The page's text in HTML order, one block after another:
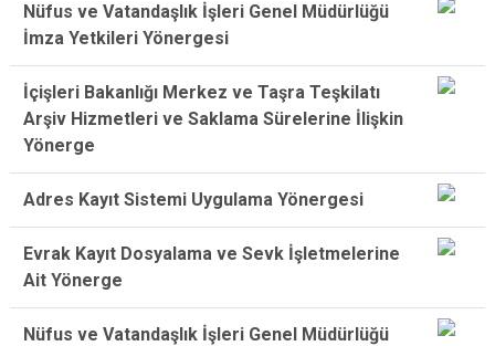
Nüfus ve Vatandaşlık İşleri Genel Müdürlüğü
İmza Yetkileri Yönergesi
İçişleri Bakanlığı Merkez ve Taşra Teşkilatı
Arşiv Hizmetleri ve Saklama Sürelerine İlişkin
Yönerge
Adres Kayıt Sistemi Uygulama Yönergesi
Evrak Kayıt Dosyalama ve Sevk İşletmelerine
Ait Yönerge
Nüfus ve Vatandaşlık İşleri Genel Müdürlüğü